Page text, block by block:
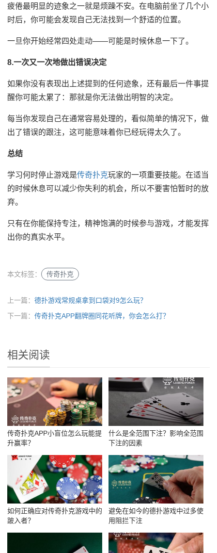
疲倦最明显的迹象之一就是烦躁不安。在电脑前坐了几个小
时后，你可能会发现自己无法找到一个舒适的位置。
一旦你开始经常四处走动——可能是时候休息一下了。
8.一次又一次地做出错误决定
如果你没有表现出上述提到的任何迹象，还有最后一件事提
醒你可能太累了：那就是你无法做出明智的决定。
每当你发现自己在通常容易处理的，看似简单的情况下，做
出了错误的跟注，这可能意味着你已经玩得太久了。
总结
学习何时停止游戏是传奇扑克玩家的一项重要技能。在适当
的时候休息可以减少你失利的机会，所以不要害怕暂时的放
弃。
只有在你能保持专注，精神饱满的时候参与游戏，才能发挥
出你的真实水平。
本文标签： 传奇扑克
上一篇： 德扑游戏常规桌拿到口袋对9怎么玩？
下一篇： 传奇扑克APP翻牌圈同花听牌，你会怎么打？
相关阅读
传奇扑克APP小盲位怎么玩能提
升赢率？
什么是全范围下注？影响全范围
下注的因素
如何正确应对传奇扑克游戏中的
跛入者？
避免在如今的德扑游戏中过多使
用阻拦下注